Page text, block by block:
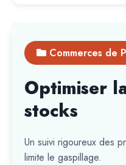
Commerces de
Optimiser
stocks
Un suivi rigoureux des
limite le gaspillage.